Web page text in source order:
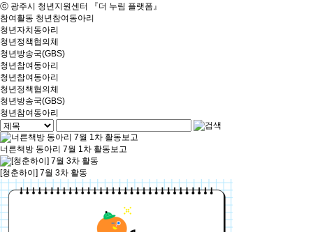
ⓒ 광주시 청년지원센터 『더 누림 플랫폼』
참여활동 청년참여동아리
청년자치동아리
청년정책협의체
청년방송국(GBS)
청년참여동아리
청년참여동아리
청년정책협의체
청년방송국(GBS)
청년참여동아리
너른책방 동아리 7월 1차 활동보고
[청춘하이] 7월 3차 활동